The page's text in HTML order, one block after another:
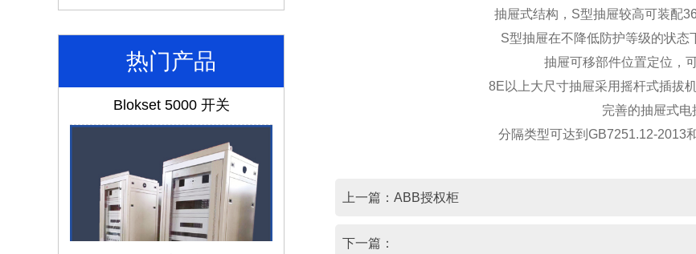
热门产品
Blokset 5000 开关
UPS电源柜
抽屉式结构，S型抽屉较高可装配
S型抽屉在不降低防护等级的状
抽屉可移部件位置定位，
8E以上大尺寸抽屉采用摇杆式插拔
完善的抽屉式
分隔类型可达到GB7251.12-2013
上一篇：ABB授权柜
下一篇：